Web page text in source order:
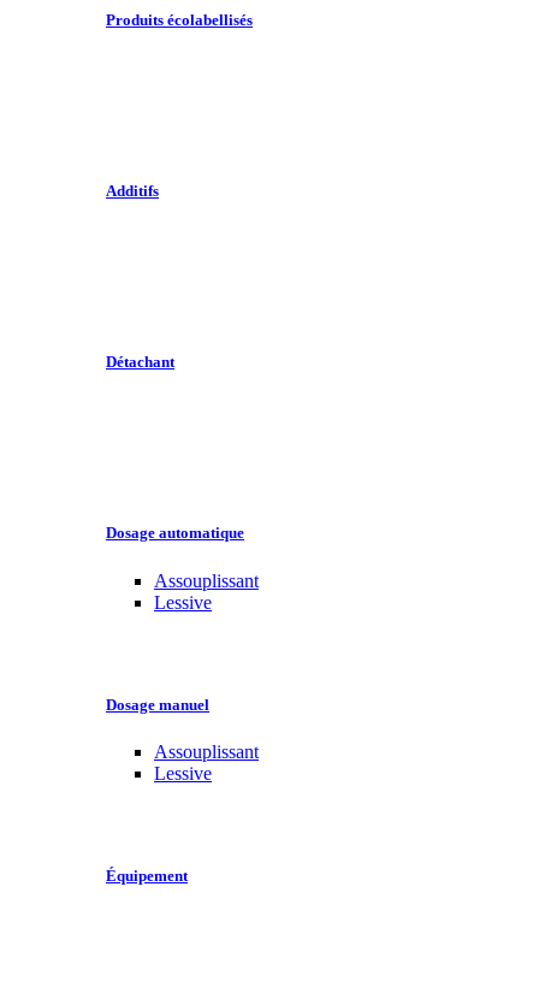
Produits écolabellisés
Additifs
Détachant
Dosage automatique
Assouplissant
Lessive
Dosage manuel
Assouplissant
Lessive
Équipement